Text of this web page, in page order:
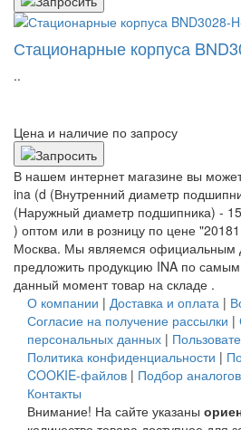
Стационарные корпуса
..
Цена и наличие по запросу
В нашем интернет магазине вы
ina (d (Внутренний диаметр
(Наружный диаметр подшипника) -
) оптом или в розницу по цене
Москва. Мы являемся официальным
предложить продукцию INA по
данный момент товар на складе .
О компании | Доставка и оплата |
Согласие на получение рассылки |
персональных данных |
Политика конфиденциальности |
COOKIE-файлов | Подбор
Контакты
Внимание! На сайте указаны